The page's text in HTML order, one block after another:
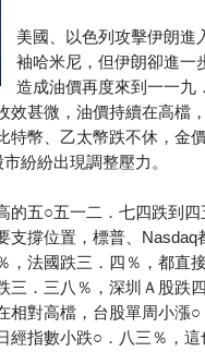
美國、以色列攻擊伊朗進
袖哈米尼，但伊朗卻進一
造成油價再度來到一一九
效甚微，油價持續在高檔
特幣、乙太幣跌不休，金
紛紛出現調整壓力。
的五○五一二．七四跌到
支撐位置，標普、
，法國跌三．四％，都直
三．三八％，深圳Ａ股跌
相對高檔，台股單周小漲
經指數小跌○．八三％，